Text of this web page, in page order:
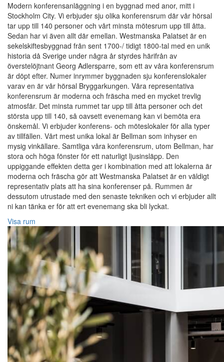
Modern konferensanläggning i en byggnad med anor, mitt i
Stockholm City. Vi erbjuder sju olika konferensrum där vår hörsal
tar upp till 140 personer och vårt minsta mötesrum upp till åtta.
Sedan har vi även allt där emellan. Westmanska Palatset är en
sekelskiftesbyggnad från sent 1700-/ tidigt 1800-tal med en unik
historia då Sverige under några år styrdes härifrån av
överstelöjtnant Georg Adlersparre, som ett av våra konferensrum
är döpt efter. Numer inrymmer byggnaden sju konferenslokaler
varav en är vår hörsal Bryggarkungen. Våra representativa
konferensrum är moderna och fräscha med en mycket trevlig
atmosfär. Det minsta rummet tar upp till åtta personer och det
största upp till 140, så oavsett evenemang kan vi bemöta era
önskemål. Vi erbjuder konferens- och möteslokaler för alla typer
av tillfällen. Vårt mest unika lokal är Bellman som inhyser en
mysig vinkällare. Samtliga våra konferensrum, utom Bellman, har
stora och höga fönster för ett naturligt ljusinsläpp. Den
uppiggande effekten detta ger i kombination med att lokalerna är
moderna och fräscha gör att Westmanska Palatset är en väldigt
representativ plats att ha sina konferenser på. Rummen är
dessutom utrustade med den senaste tekniken och vi erbjuder allt
ni kan tänka er för att ert evenemang ska bli lyckat.
Visa rum